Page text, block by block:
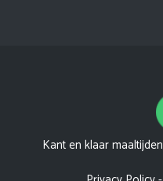
Kant en klaar maaltijden